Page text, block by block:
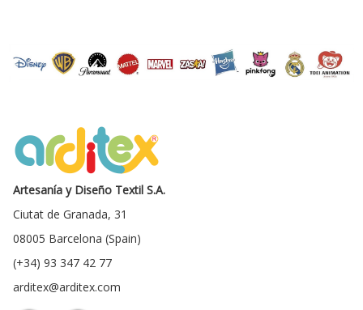
Artesanía y Diseño Textil S.A.
Ciutat de Granada, 31
08005 Barcelona (Spain)
(+34) 93 347 42 77
arditex@arditex.com